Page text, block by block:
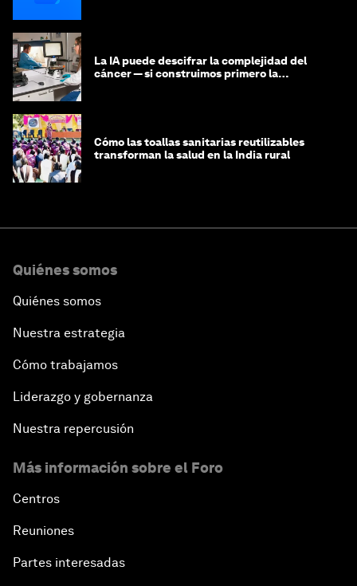
La IA puede descifrar la complejidad del
cáncer — si construimos primero la
Cómo las toallas sanitarias reutilizables
transforman la salud en la India rural
Quiénes somos
Quiénes somos
Nuestra estrategia
Cómo trabajamos
Liderazgo y gobernanza
Nuestra repercusión
Más información sobre el Foro
Centros
Reuniones
Partes interesadas